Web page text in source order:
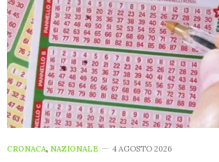
CRONACA, NAZIONALE 4 AGOSTO 2026